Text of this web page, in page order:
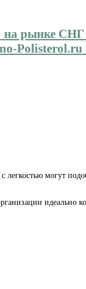
Polisterol.ru
с легкостью могут
идеально